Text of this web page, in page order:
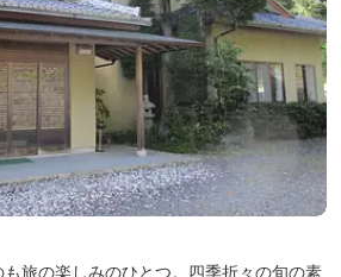
旅の楽しみのひとつ。四季折々の旬の素